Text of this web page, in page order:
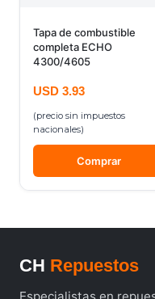
Tapa de combustible
completa ECHO
4300/4605
USD 3.93
(precio sin impuestos
nacionales)
Comprar
CH Repuestos